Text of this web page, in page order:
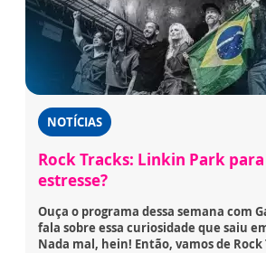
NOTÍCIAS
Rock Tracks: Linkin Park
estresse?
Ouça o programa dessa semana com
fala sobre essa curiosidade que saiu
Nada mal, hein! Então, vamos de Rock